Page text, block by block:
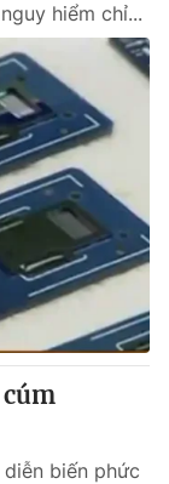
hiểm chỉ...
biến phức